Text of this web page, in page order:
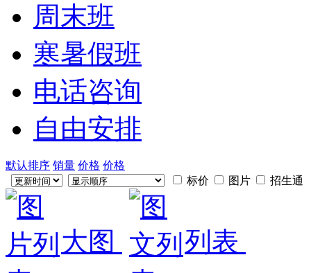
周末班
寒暑假班
电话咨询
自由安排
默认排序 销量 价格 价格
标价
图片 招生通
大图 列表